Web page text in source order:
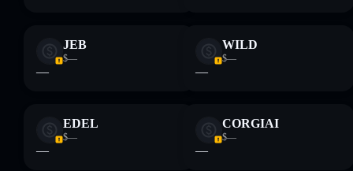
JEB
$—
—
WILD
$—
—
EDEL
$—
—
CORGIAI
$—
—